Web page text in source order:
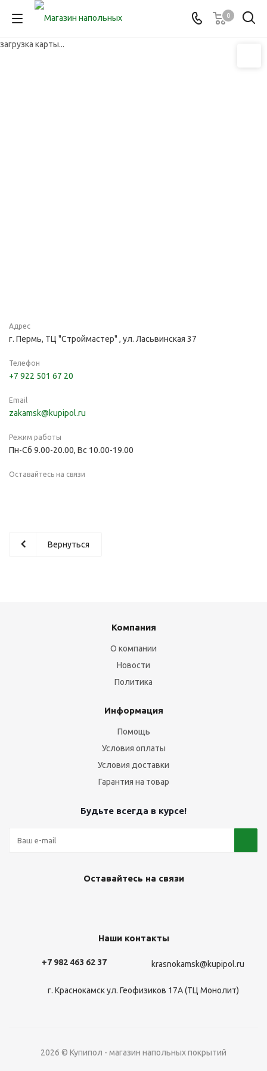
0
загрузка карты...
Адрес
г. Пермь, ТЦ "Строймастер" , ул. Ласьвинская 37
Телефон
+7 922 501 67 20
Email
zakamsk@kupipol.ru
Режим работы
Пн-Сб 9.00-20.00, Вс 10.00-19.00
Оставайтесь на связи
Вернуться
Компания
О компании
Новости
Политика
Информация
Помощь
Условия оплаты
Условия доставки
Гарантия на товар
Будьте всегда в курсе!
Оставайтесь на связи
Наши контакты
+7 982 463 62 37 krasnokamsk@kupipol.ru
г. Краснокамск ул. Геофизиков 17А (ТЦ Монолит)
2026 © Купипол - магазин напольных покрытий